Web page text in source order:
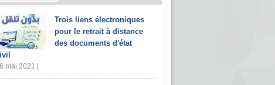
Trois liens électroniques
pour le retrait à distance
des documents d'état
mai 2021 |